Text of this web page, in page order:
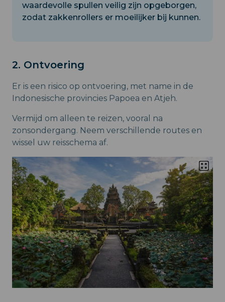
waardevolle spullen veilig zijn opgeborgen,
zodat zakkenrollers er moeilijker bij kunnen.
2. Ontvoering
Er is een risico op ontvoering, met name in de
Indonesische provincies Papoea en Atjeh.
Vermijd om alleen te reizen, vooral na
zonsondergang. Neem verschillende routes en
wissel uw reisschema af.